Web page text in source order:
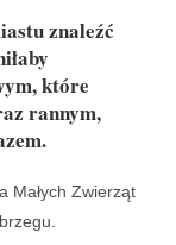
znaleźć
które
rannym,
Małych Zwierząt